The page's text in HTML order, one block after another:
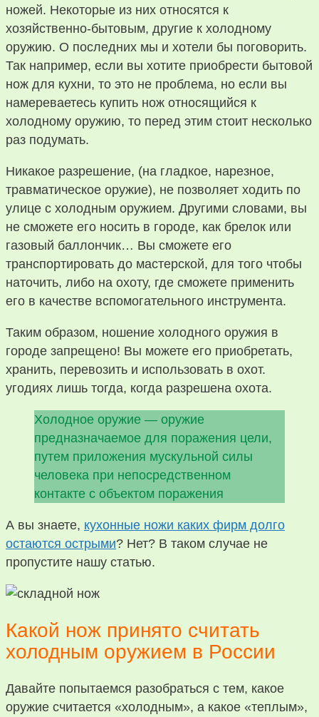
ножей. Некоторые из них относятся к
хозяйственно-бытовым, другие к холодному
оружию. О последних мы и хотели бы поговорить.
Так например, если вы хотите приобрести бытовой
нож для кухни, то это не проблема, но если вы
намереваетесь купить нож относящийся к
холодному оружию, то перед этим стоит несколько
раз подумать.
Никакое разрешение, (на гладкое, нарезное,
травматическое оружие), не позволяет ходить по
улице с холодным оружием. Другими словами, вы
не сможете его носить в городе, как брелок или
газовый баллончик… Вы сможете его
транспортировать до мастерской, для того чтобы
наточить, либо на охоту, где сможете применить
его в качестве вспомогательного инструмента.
Таким образом, ношение холодного оружия в
городе запрещено! Вы можете его приобретать,
хранить, перевозить и использовать в охот.
угодиях лишь тогда, когда разрешена охота.
Холодное оружие — оружие
предназначаемое для поражения цели,
путем приложения мускульной силы
человека при непосредственном
контакте с объектом поражения
А вы знаете, кухонные ножи каких фирм долго
остаются острыми? Нет? В таком случае не
пропустите нашу статью.
Какой нож принято считать
холодным оружием в России
Давайте попытаемся разобраться с тем, какое
оружие считается «холодным», а какое «теплым»,